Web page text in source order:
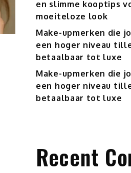
en slimme kooptips
moeiteloze look
Make-upmerken die
een hoger niveau
betaalbaar tot luxe
Make-upmerken die
een hoger niveau
betaalbaar tot luxe
Recent